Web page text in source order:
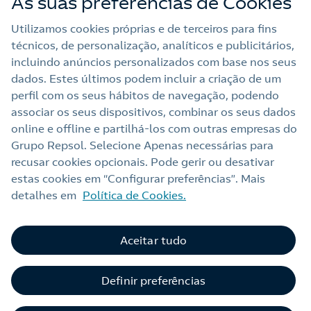
Trabalhar na Repsol
Sala de imprensa
Nota legal
Política de privacidade
Política de cookies
Termos e Condições My Repsol
Alerta por fraude
Livro de Reclamações Online
Canal de Ética e Conformidade
Utilizamos cookies próprias e de terceiros para fins
técnicos, de personalização, analíticos e publicitários,
incluindo anúncios personalizados com base nos seus
dados. Estes últimos podem incluir a criação de um
perfil com os seus hábitos de navegação, podendo
associar os seus dispositivos, combinar os seus dados
online e offline e partilhá‑los com outras empresas do
Grupo Repsol. Selecione Apenas necessárias para
recusar cookies opcionais. Pode gerir ou desativar
estas cookies em “Configurar preferências”. Mais
detalhes em Política de Cookies.
Definir preferências
Aceitar tudo